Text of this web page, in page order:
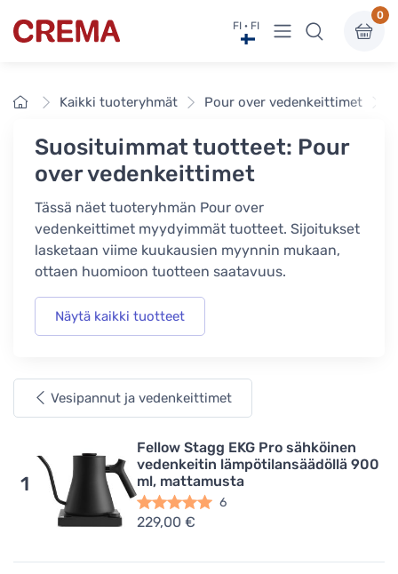
Crema FI · FI Näytä valikko
0
EtusivuKaikki tuoteryhmät Pour over vedenkeittimet
Suosituimmat tuotteet: Pour
over vedenkeittimet
Tässä näet tuoteryhmän Pour over
vedenkeittimet myydyimmät tuotteet. Sijoitukset
lasketaan viime kuukausien myynnin mukaan,
ottaen huomioon tuotteen saatavuus.
Näytä kaikki tuotteet
Vesipannut ja vedenkeittimet
1
Fellow Stagg EKG Pro sähköinen
vedenkeitin lämpötilansäädöllä 900
ml, mattamusta
6
229,00 €